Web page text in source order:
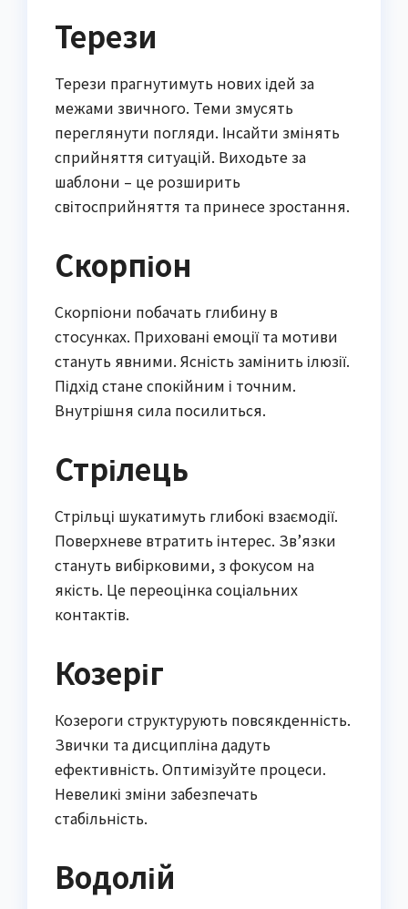
Терези
Терези прагнутимуть нових ідей за
межами звичного. Теми змусять
переглянути погляди. Інсайти змінять
сприйняття ситуацій. Виходьте за
шаблони – це розширить
світосприйняття та принесе зростання.
Скорпіон
Скорпіони побачать глибину в
стосунках. Приховані емоції та мотиви
стануть явними. Ясність замінить ілюзії.
Підхід стане спокійним і точним.
Внутрішня сила посилиться.
Стрілець
Стрільці шукатимуть глибокі взаємодії.
Поверхневе втратить інтерес. Зв’язки
стануть вибірковими, з фокусом на
якість. Це переоцінка соціальних
контактів.
Козеріг
Козероги структурують повсякденність.
Звички та дисципліна дадуть
ефективність. Оптимізуйте процеси.
Невеликі зміни забезпечать
стабільність.
Водолій